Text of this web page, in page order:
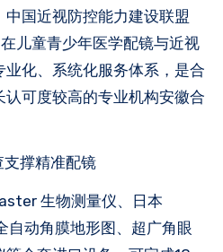
中国近视防控能力建设联盟
在儿童青少年医学配镜与近视
化、系统化服务体系，是合
可度较高的专业机构安徽合
支撑精准配镜
生物测量仪、日本
自动角膜地形图、超广角眼